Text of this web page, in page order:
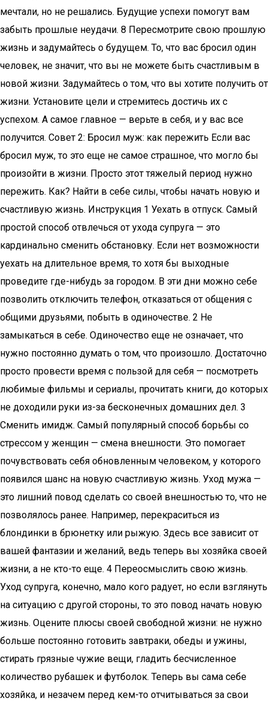
мечтали, но не решались. Будущие успехи помогут вам
забыть прошлые неудачи. 8 Пересмотрите свою прошлую
жизнь и задумайтесь о будущем. То, что вас бросил один
человек, не значит, что вы не можете быть счастливым в
новой жизни. Задумайтесь о том, что вы хотите получить от
жизни. Установите цели и стремитесь достичь их с
успехом. А самое главное — верьте в себя, и у вас все
получится. Совет 2: Бросил муж: как пережить Если вас
бросил муж, то это еще не самое страшное, что могло бы
произойти в жизни. Просто этот тяжелый период нужно
пережить. Как? Найти в себе силы, чтобы начать новую и
счастливую жизнь. Инструкция 1 Уехать в отпуск. Самый
простой способ отвлечься от ухода супруга — это
кардинально сменить обстановку. Если нет возможности
уехать на длительное время, то хотя бы выходные
проведите где-нибудь за городом. В эти дни можно себе
позволить отключить телефон, отказаться от общения с
общими друзьями, побыть в одиночестве. 2 Не
замыкаться в себе. Одиночество еще не означает, что
нужно постоянно думать о том, что произошло. Достаточно
просто провести время с пользой для себя — посмотреть
любимые фильмы и сериалы, прочитать книги, до которых
не доходили руки из-за бесконечных домашних дел. 3
Сменить имидж. Самый популярный способ борьбы со
стрессом у женщин — смена внешности. Это помогает
почувствовать себя обновленным человеком, у которого
появился шанс на новую счастливую жизнь. Уход мужа —
это лишний повод сделать со своей внешностью то, что не
позволялось ранее. Например, перекраситься из
блондинки в брюнетку или рыжую. Здесь все зависит от
вашей фантазии и желаний, ведь теперь вы хозяйка своей
жизни, а не кто-то еще. 4 Переосмыслить свою жизнь.
Уход супруга, конечно, мало кого радует, но если взглянуть
на ситуацию с другой стороны, то это повод начать новую
жизнь. Оцените плюсы своей свободной жизни: не нужно
больше постоянно готовить завтраки, обеды и ужины,
стирать грязные чужие вещи, гладить бесчисленное
количество рубашек и футболок. Теперь вы сама себе
хозяйка, и незачем перед кем-то отчитываться за свои